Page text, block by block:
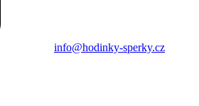
info@hodinky-sperky.cz